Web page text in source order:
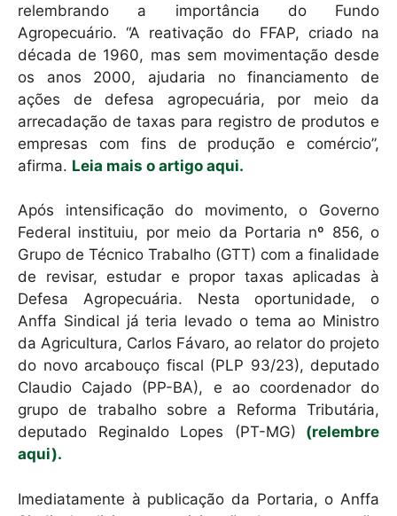
relembrando a importância do Fundo
Agropecuário. “A reativação do FFAP, criado na
década de 1960, mas sem movimentação desde
os anos 2000, ajudaria no financiamento de
ações de defesa agropecuária, por meio da
arrecadação de taxas para registro de produtos e
empresas com fins de produção e comércio”,
afirma. Leia mais o artigo aqui.
Após intensificação do movimento, o Governo
Federal instituiu, por meio da Portaria nº 856, o
Grupo de Técnico Trabalho (GTT) com a finalidade
de revisar, estudar e propor taxas aplicadas à
Defesa Agropecuária. Nesta oportunidade, o
Anffa Sindical já teria levado o tema ao Ministro
da Agricultura, Carlos Fávaro, ao relator do projeto
do novo arcabouço fiscal (PLP 93/23), deputado
Claudio Cajado (PP-BA), e ao coordenador do
grupo de trabalho sobre a Reforma Tributária,
deputado Reginaldo Lopes (PT-MG) (relembre
aqui).
Imediatamente à publicação da Portaria, o Anffa